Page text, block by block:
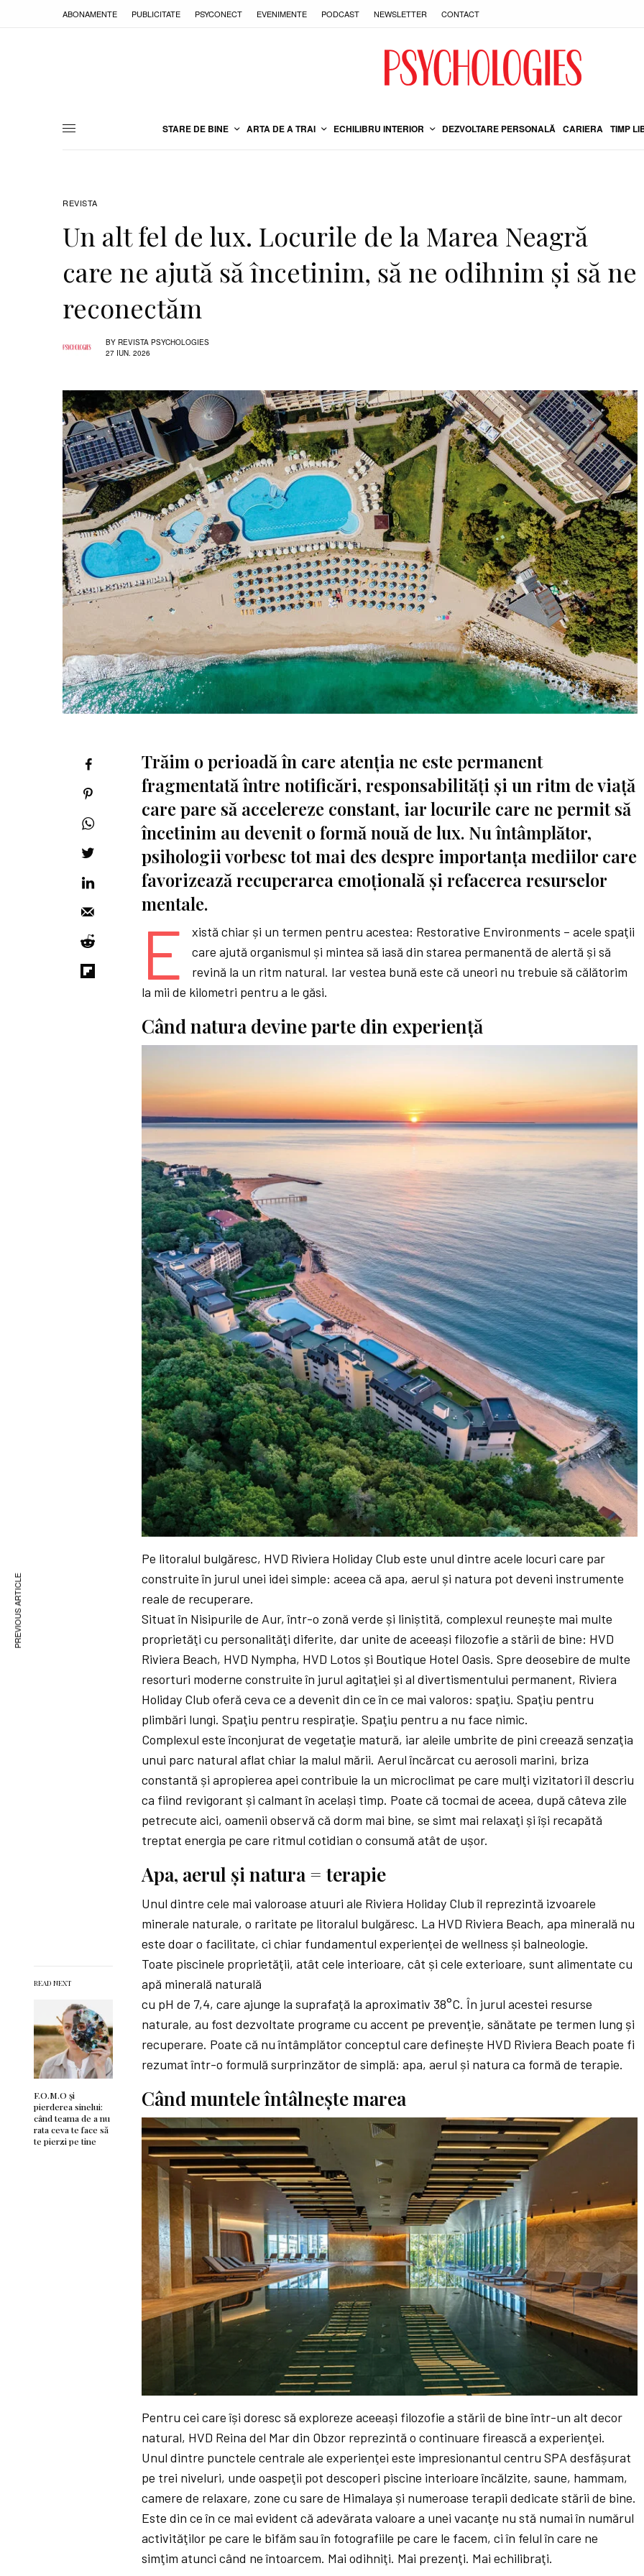
ABONAMENTE PUBLICITATE PSYCONECT EVENIMENTE PODCAST NEWSLETTER CONTACT
STARE DE BINE ARTA DE A TRAI ECHILIBRU INTERIOR DEZVOLTARE PERSONALĂ CARIERA TIMP
REVISTA
Un alt fel de lux. Locurile de la Marea Neagră
care ne ajută să încetinim, să ne odihnim și să ne
reconectăm
BY REVISTA PSYCHOLOGIES
27 IUN. 2026
READ NEXT
F.O.M.O şi
pierderea sinelui:
când teama de a nu
rata ceva te face să
te pierzi pe tine
Trăim o perioadă în care atenţia ne este permanent
fragmentată între notificări, responsabilităţi și un ritm de viaţă
care pare să accelereze constant, iar locurile care ne permit să
încetinim au devenit o formă nouă de lux. Nu întâmplător,
psihologii vorbesc tot mai des despre importanţa mediilor care
favorizează recuperarea emoţională și refacerea resurselor
mentale.
E
xistă chiar și un termen pentru acestea: Restorative Environments – acele spaţii
care ajută organismul și mintea să iasă din starea permanentă de alertă și să
revină la un ritm natural. Iar vestea bună este că uneori nu trebuie să călătorim
la mii de kilometri pentru a le găsi.
Când natura devine parte din experienţă
Pe litoralul bulgăresc, HVD Riviera Holiday Club este unul dintre acele locuri care par
construite în jurul unei idei simple: aceea că apa, aerul și natura pot deveni instrumente
reale de recuperare.
Situat în Nisipurile de Aur, într-o zonă verde și liniștită, complexul reunește mai multe
proprietăţi cu personalităţi diferite, dar unite de aceeași filozofie a stării de bine: HVD
Riviera Beach, HVD Nympha, HVD Lotos și Boutique Hotel Oasis. Spre deosebire de multe
resorturi moderne construite în jurul agitaţiei și al divertismentului permanent, Riviera
Holiday Club oferă ceva ce a devenit din ce în ce mai valoros: spaţiu. Spaţiu pentru
plimbări lungi. Spaţiu pentru respiraţie. Spaţiu pentru a nu face nimic.
Complexul este înconjurat de vegetaţie matură, iar aleile umbrite de pini creează senzaţia
unui parc natural aflat chiar la malul mării. Aerul încărcat cu aerosoli marini, briza
constantă și apropierea apei contribuie la un microclimat pe care mulţi vizitatori îl descriu
ca fiind revigorant și calmant în același timp. Poate că tocmai de aceea, după câteva zile
petrecute aici, oamenii observă că dorm mai bine, se simt mai relaxaţi și își recapătă
treptat energia pe care ritmul cotidian o consumă atât de ușor.
Apa, aerul și natura = terapie
Unul dintre cele mai valoroase atuuri ale Riviera Holiday Club îl reprezintă izvoarele
minerale naturale, o raritate pe litoralul bulgăresc. La HVD Riviera Beach, apa minerală nu
este doar o facilitate, ci chiar fundamentul experienţei de wellness și balneologie.
Toate piscinele proprietăţii, atât cele interioare, cât și cele exterioare, sunt alimentate cu
apă minerală naturală
cu pH de 7,4, care ajunge la suprafaţă la aproximativ 38°C. În jurul acestei resurse
naturale, au fost dezvoltate programe cu accent pe prevenţie, sănătate pe termen lung și
recuperare. Poate că nu întâmplător conceptul care definește HVD Riviera Beach poate fi
rezumat într-o formulă surprinzător de simplă: apa, aerul și natura ca formă de terapie.
Când muntele întâlnește marea
Pentru cei care își doresc să exploreze aceeași filozofie a stării de bine într-un alt decor
natural, HVD Reina del Mar din Obzor reprezintă o continuare firească a experienţei.
Unul dintre punctele centrale ale experienţei este impresionantul centru SPA desfășurat
pe trei niveluri, unde oaspeţii pot descoperi piscine interioare încălzite, saune, hammam,
camere de relaxare, zone cu sare de Himalaya și numeroase terapii dedicate stării de bine.
Este din ce în ce mai evident că adevărata valoare a unei vacanţe nu stă numai în numărul
activităţilor pe care le bifăm sau în fotografiile pe care le facem, ci în felul în care ne
simţim atunci când ne întoarcem. Mai odihniţi. Mai prezenţi. Mai echilibraţi.
PREVIOUS ARTICLE